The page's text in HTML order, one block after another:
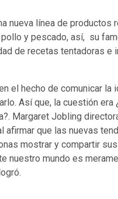
nueva línea de productos
y pescado, así, su
de recetas tentadoras e
el hecho de comunicar la
Así que, la cuestión
Margaret Jobling
afirmar que las nuevas
mostrar y compartir
nuestro mundo es